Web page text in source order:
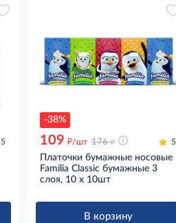
5
-38%
109 д/шт 176 д 5
Платочки бумажные носовые
Familia Classic бумажные 3
слоя, 10 x 10шт
В корзину